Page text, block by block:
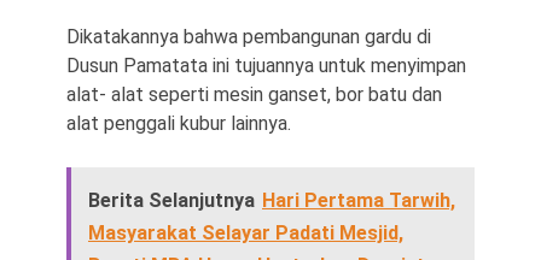
Dikatakannya bahwa pembangunan gardu di
Dusun Pamatata ini tujuannya untuk menyimpan
alat- alat seperti mesin ganset, bor batu dan
alat penggali kubur lainnya.
Berita Selanjutnya Hari Pertama Tarwih,
Masyarakat Selayar Padati Mesjid,